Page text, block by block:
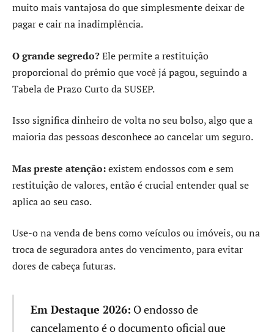
muito mais vantajosa do que simplesmente deixar de
pagar e cair na inadimplência.
O grande segredo?Ele permite a restituição
proporcional do prêmio que você já pagou, seguindo a
Tabela de Prazo Curto da SUSEP.
Isso significa dinheiro de volta no seu bolso, algo que a
maioria das pessoas desconhece ao cancelar um seguro.
Mas preste atenção:existem endossos com e sem
restituição de valores, então é crucial entender qual se
aplica ao seu caso.
Use-o na venda de bens como veículos ou imóveis, ou na
troca de seguradora antes do vencimento, para evitar
dores de cabeça futuras.
Em Destaque 2026: O endosso de
cancelamento é o documento oficial que